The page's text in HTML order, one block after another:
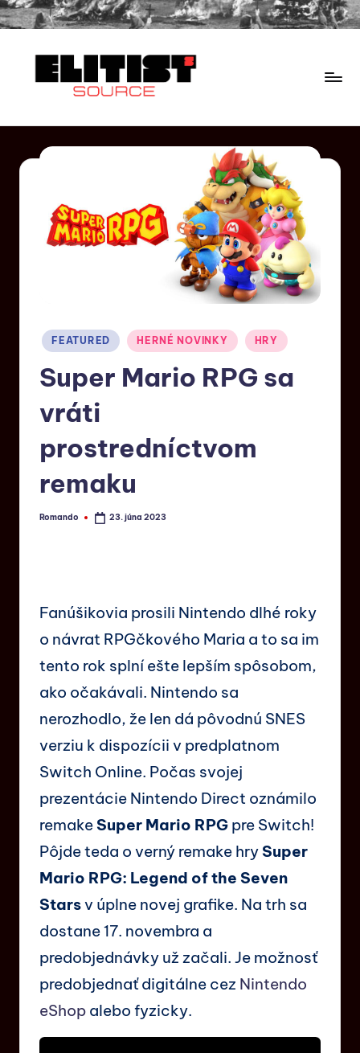
FEATURED HERNÉ NOVINKY HRY
Super Mario RPG sa
vráti
prostredníctvom
remaku
Romando 23. júna 2023
Fanúšikovia prosili Nintendo dlhé roky
o návrat RPGčkového Maria a to sa im
tento rok splní ešte lepším spôsobom,
ako očakávali. Nintendo sa
nerozhodlo, že len dá pôvodnú SNES
verziu k dispozícii v predplatnom
Switch Online. Počas svojej
prezentácie Nintendo Direct oznámilo
remake Super Mario RPG pre Switch!
Pôjde teda o verný remake hry Super
Mario RPG: Legend of the Seven
Starsv úplne novej grafike. Na trh sa
dostane 17. novembra a
predobjednávky už začali. Je možnosť
predobjednať digitálne cez Nintendo
eShop alebo fyzicky.